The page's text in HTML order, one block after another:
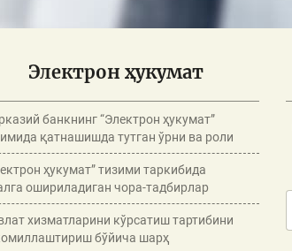
Электрон ҳукумат
банкнинг “Электрон ҳукумат”
қатнашишда тутган ўрни ва роли
ҳукумат” тизими таркибида
ошириладиган чора-тадбирлар
хизматларини кўрсатиш тартибини
бўйича шарҳ